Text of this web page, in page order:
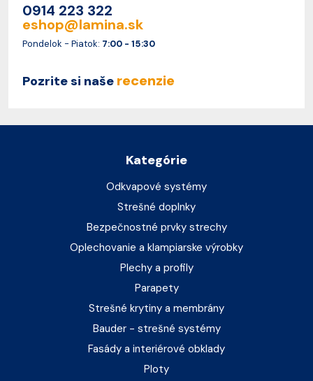
0914 223 322
eshop@lamina.sk
Pondelok - Piatok: 7:00 - 15:30
Pozrite si naše recenzie
Kategórie
Odkvapové systémy
Strešné doplnky
Bezpečnostné prvky strechy
Oplechovanie a klampiarske výrobky
Plechy a profily
Parapety
Strešné krytiny a membrány
Bauder - strešné systémy
Fasády a interiérové obklady
Ploty